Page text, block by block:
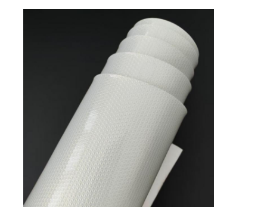
الصفحة الرئيسية
جولة في المصنع